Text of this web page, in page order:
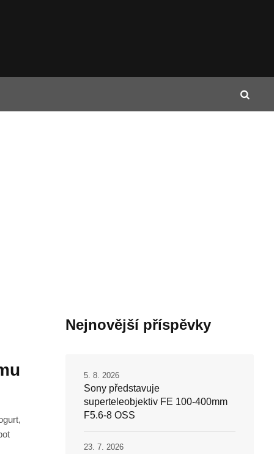
Nejnovější příspěvky
Sony představuje
superteleobjektiv FE 100-400mm
F5.6-8 OSS
5. 8. 2026
23. 7. 2026